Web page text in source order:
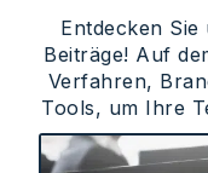
Entdecken
Beiträge! Auf
Verfahren,
Tools, um Ihre